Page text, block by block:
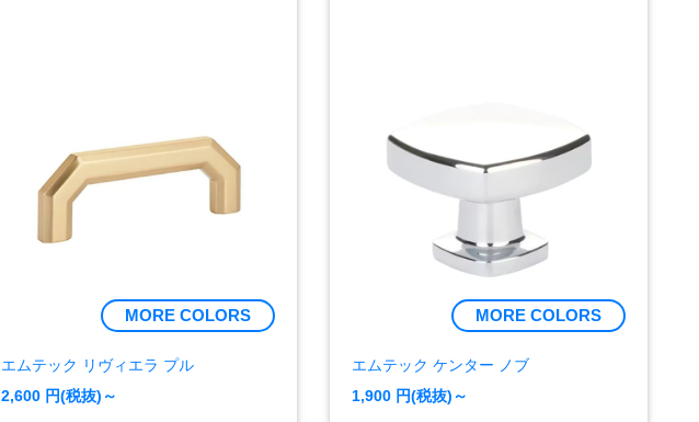
MORE COLORS
エムテック リヴィエラ プル
2,600 円(税抜)～
MORE COLORS
エムテック ケンター ノブ
1,900 円(税抜)～